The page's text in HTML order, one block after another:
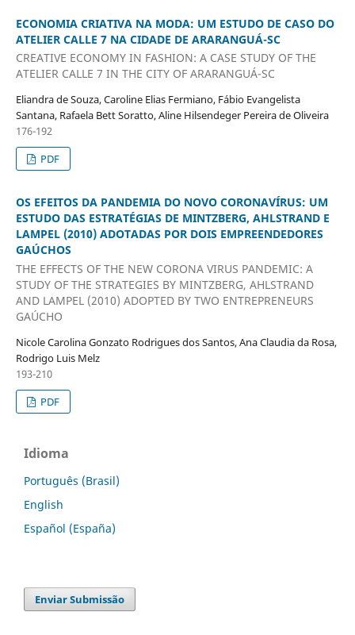
ECONOMIA CRIATIVA NA MODA: UM ESTUDO DE CASO DO
ATELIER CALLE 7 NA CIDADE DE ARARANGUÁ-SC
CREATIVE ECONOMY IN FASHION: A CASE STUDY OF THE
ATELIER CALLE 7 IN THE CITY OF ARARANGUÁ-SC
Eliandra de Souza, Caroline Elias Fermiano, Fábio Evangelista
Santana, Rafaela Bett Soratto, Aline Hilsendeger Pereira de Oliveira
176-192
PDF
OS EFEITOS DA PANDEMIA DO NOVO CORONAVÍRUS: UM
ESTUDO DAS ESTRATÉGIAS DE MINTZBERG, AHLSTRAND E
LAMPEL (2010) ADOTADAS POR DOIS EMPREENDEDORES
GAÚCHOS
THE EFFECTS OF THE NEW CORONA VIRUS PANDEMIC: A
STUDY OF THE STRATEGIES BY MINTZBERG, AHLSTRAND
AND LAMPEL (2010) ADOPTED BY TWO ENTREPRENEURS
GAÚCHO
Nicole Carolina Gonzato Rodrigues dos Santos, Ana Claudia da Rosa,
Rodrigo Luis Melz
193-210
PDF
Idioma
Português (Brasil)
English
Español (España)
Enviar Submissão